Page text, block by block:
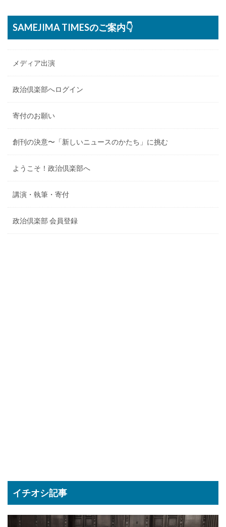
SAMEJIMA TIMESのご案内👇
メディア出演
政治倶楽部へログイン
寄付のお願い
創刊の決意〜「新しいニュースのかたち」に挑む
ようこそ！政治倶楽部へ
講演・執筆・寄付
政治倶楽部 会員登録
イチオシ記事